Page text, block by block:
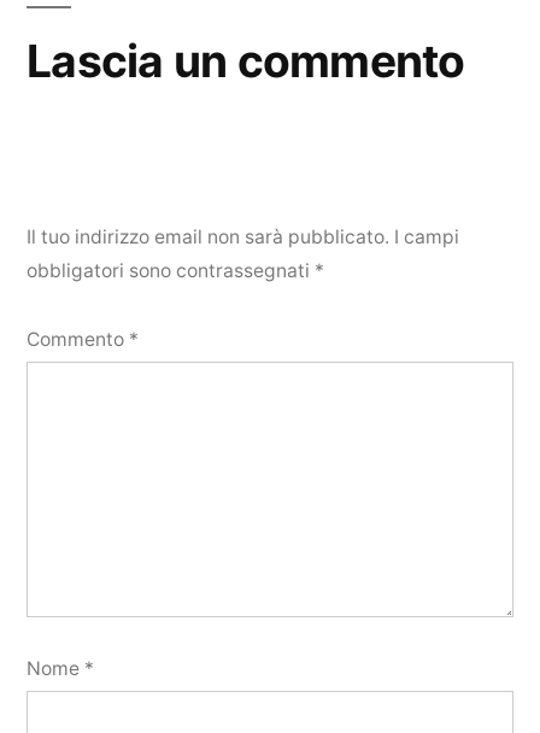
Lascia un commento
Il tuo indirizzo email non sarà pubblicato. I campi
obbligatori sono contrassegnati *
Commento *
Nome *